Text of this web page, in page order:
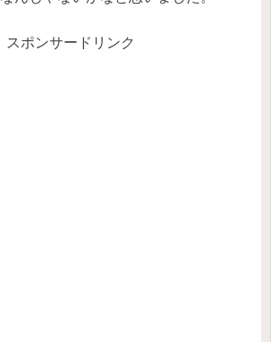
スポンサードリンク